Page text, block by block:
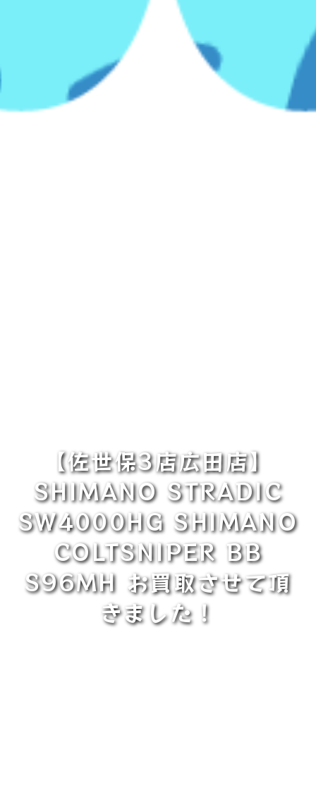
【佐世保3店広田店】
SHIMANO STRADIC
SW4000HG SHIMANO
COLTSNIPER BB
S96MH お買取させて頂
きました！